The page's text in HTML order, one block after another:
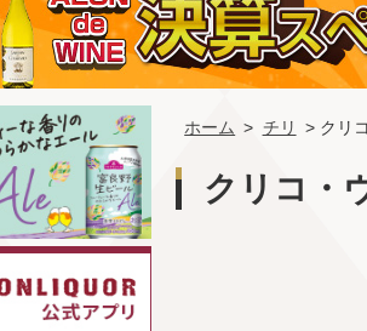
ホーム > チリ > クリ
クリコ・